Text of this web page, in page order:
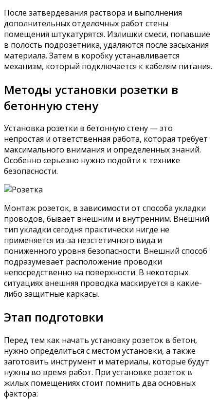
После затвердевания раствора и выполнения
дополнительных отделочных работ стены
помещения штукатурятся. Излишки смеси, попавшие
в полость подрозетника, удаляются после засыхания
материала. Затем в коробку устанавливается
механизм, который подключается к кабелям питания.
Методы установки розетки в
бетонную стену
Установка розетки в бетонную стену — это
непростая и ответственная работа, которая требует
максимального внимания и определенных знаний.
Особенно серьезно нужно подойти к технике
безопасности.
Монтаж розеток, в зависимости от способа укладки
проводов, бывает внешним и внутренним. Внешний
тип укладки сегодня практически нигде не
применяется из-за неэстетичного вида и
пониженного уровня безопасности. Внешний способ
подразумевает расположение проводки
непосредственно на поверхности. В некоторых
ситуациях внешняя проводка маскируется в какие-
либо защитные каркасы.
Этап подготовки
Перед тем как начать установку розеток в бетон,
нужно определиться с местом установки, а также
заготовить инструмент и материалы, которые будут
нужны во время работ. При установке розеток в
жилых помещениях стоит помнить два основных
фактора: